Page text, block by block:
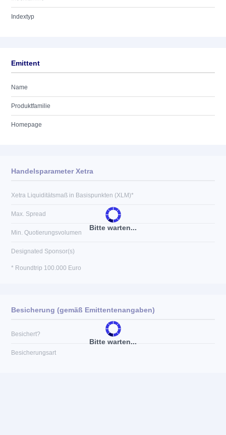
Indextyp
Emittent
Name
Produktfamilie
Homepage
Bitte warten...
Handelsparameter Xetra
Xetra Liquiditätsmaß in Basispunkten (XLM)*
Max. Spread
Min. Quotierungsvolumen
Designated Sponsor(s)
* Roundtrip 100.000 Euro
Bitte warten...
Besicherung (gemäß Emittentenangaben)
Besichert?
Besicherungsart